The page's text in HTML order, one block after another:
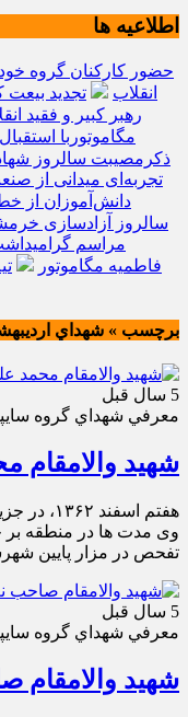
اطلاعیه ها
حضور کارکنان گروه
انقلاب
تجدید
رهبر کبیر و فقید
مگاموتوربا
ذکرمصیبت سالروز
تجربه‌ای میدانی از
دانش‌آموزان از
سالروز آزادسازی
مراسم
فاطمیه مگاموتور
برچسب » شهداي
5 سال قبل
معرفي شهداي گروه
شهید والامقام
هفتم
تفحص در مزار پایین
5 سال قبل
معرفي شهداي گروه
شهید والامقام